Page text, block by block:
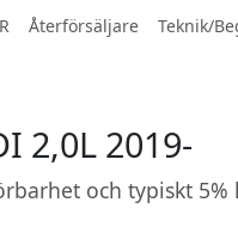
Återförsäljare Teknik/
2,0L 2019-
och typiskt 5%